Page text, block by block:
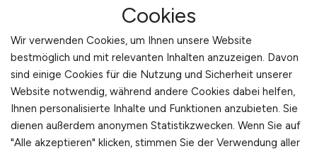
Platzierung eine zentrale Rolle. Generische
Jobbörsen führen oft zu vielen irrelevanten
Bewerbungen. Stattdessen empfiehlt es sich,
gezielt dort zu inserieren, wo Fachkräfte für
Bauberufe suchen – also auf Plattformen mit
bauspezifischem Fokus und entsprechender
Zielgruppenreichweite. Nur so lässt sich
sicherstellen, dass Ihre Anzeige nicht untergeht,
Cookies
Wir verwenden Cookies, um Ihnen unsere Website
bestmöglich und mit relevanten Inhalten anzuzeigen. Davon
sind einige Cookies für die Nutzung und Sicherheit unserer
Website notwendig, während andere Cookies dabei helfen,
Ihnen personalisierte Inhalte und Funktionen anzubieten. Sie
dienen außerdem anonymen Statistikzwecken. Wenn Sie auf
"Alle akzeptieren" klicken, stimmen Sie der Verwendung aller